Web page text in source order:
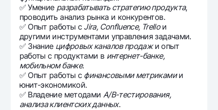
✅ Умение разрабатывать стратегию продукта,
проводить анализ рынка и конкурентов.
✅ Опыт работы с Jira, Confluence, Trelloи
другими инструментами управления задачами.
✅ Знание цифровых каналов продажи опыт
работы с продуктами в интернет-банке,
мобильном банке.
✅ Опыт работы с финансовыми метрикамии
юнит-экономикой.
✅ Владение методами A/B-тестирования,
анализа клиентских данных.